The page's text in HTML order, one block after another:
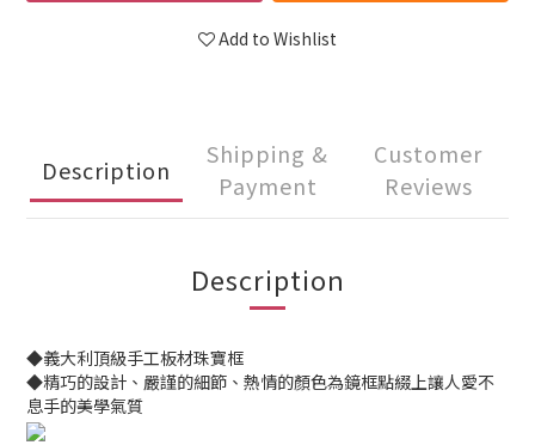
Add to Wishlist
Description
Shipping &
Payment
Customer
Reviews
Description
◆義大利頂級手工板材珠寶框
◆精巧的設計、嚴謹的細節、熱情的顏色為鏡框點綴上讓人愛不
息手的美學氣質